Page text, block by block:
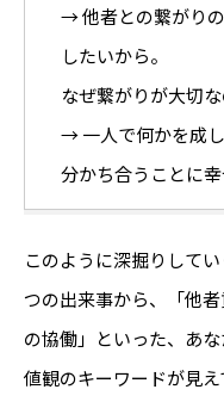
→ 他者との繋がり
したいから。
なぜ繋がりが大切な
→ 一人で何かを成
分かち合うことに幸
このように深掘りして
つの出来事から、「他
の協働」といった、あ
値観のキーワードが見え